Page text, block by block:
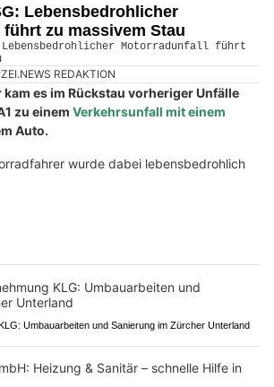
Lebensbedrohlicher
zu massivem Stau
REDAKTION
kam es im Rückstau vorheriger Unfälle
zu einem Verkehrsunfall mit einem
Auto.
wurde dabei lebensbedrohlich
Umbauarbeiten und Sanierung im Zürcher Unterland